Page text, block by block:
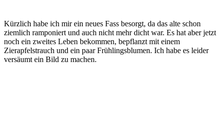
Kürzlich habe ich mir ein neues Fass besorgt, da das alte schon
ziemlich ramponiert und auch nicht mehr dicht war. Es hat aber jetzt
noch ein zweites Leben bekommen, bepflanzt mit einem
Zierapfelstrauch und ein paar Frühlingsblumen. Ich habe es leider
versäumt ein Bild zu machen.